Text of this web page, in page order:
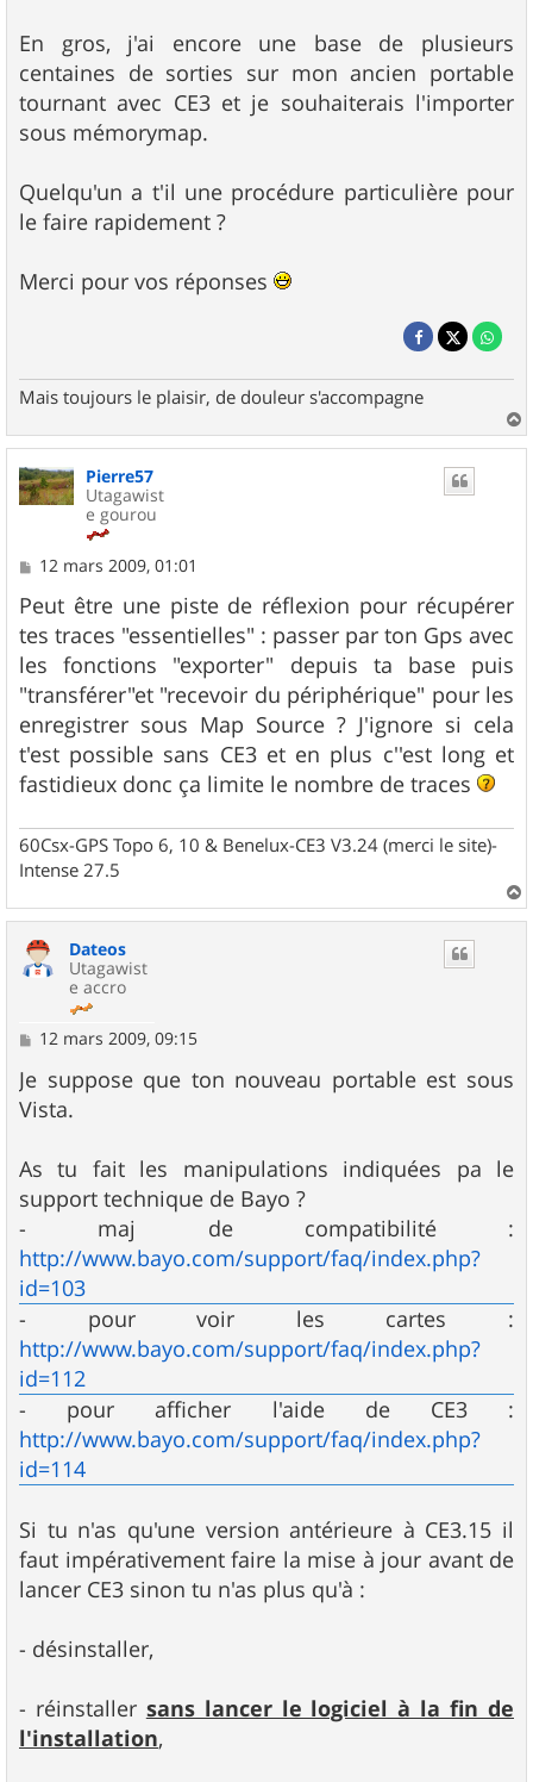
En gros, j'ai encore une base de plusieurs
centaines de sorties sur mon ancien portable
tournant avec CE3 et je souhaiterais l'importer
sous mémorymap.
Quelqu'un a t'il une procédure particulière pour
le faire rapidement ?
Merci pour vos réponses
Mais toujours le plaisir, de douleur s'accompagne
a
u
Pierre57
Utagawist
e gourou
M
s
s
a
g
e
12 mars 2009, 01:01
Peut être une piste de réflexion pour récupérer
tes traces "essentielles" : passer par ton Gps avec
les fonctions "exporter" depuis ta base puis
"transférer"et "recevoir du périphérique" pour les
enregistrer sous Map Source ? J'ignore si cela
t'est possible sans CE3 et en plus c''est long et
fastidieux donc ça limite le nombre de traces
60Csx-GPS Topo 6, 10 & Benelux-CE3 V3.24 (merci le site)-
Intense 27.5
a
Dateos
Utagawist
e accro
M
s
s
a
12 mars 2009, 09:15
Je suppose que ton nouveau portable est sous
Vista.
As tu fait les manipulations indiquées pa le
support technique de Bayo ?
- maj de compatibilité :
http://www.bayo.com/support/faq/index.php?
id=103
- pour voir les cartes :
http://www.bayo.com/support/faq/index.php?
id=112
- pour afficher l'aide de CE3 :
http://www.bayo.com/support/faq/index.php?
id=114
Si tu n'as qu'une version antérieure à CE3.15 il
faut impérativement faire la mise à jour avant de
lancer CE3 sinon tu n'as plus qu'à :
- désinstaller,
- réinstaller sans lancer le logiciel à la fin de
l'installation,